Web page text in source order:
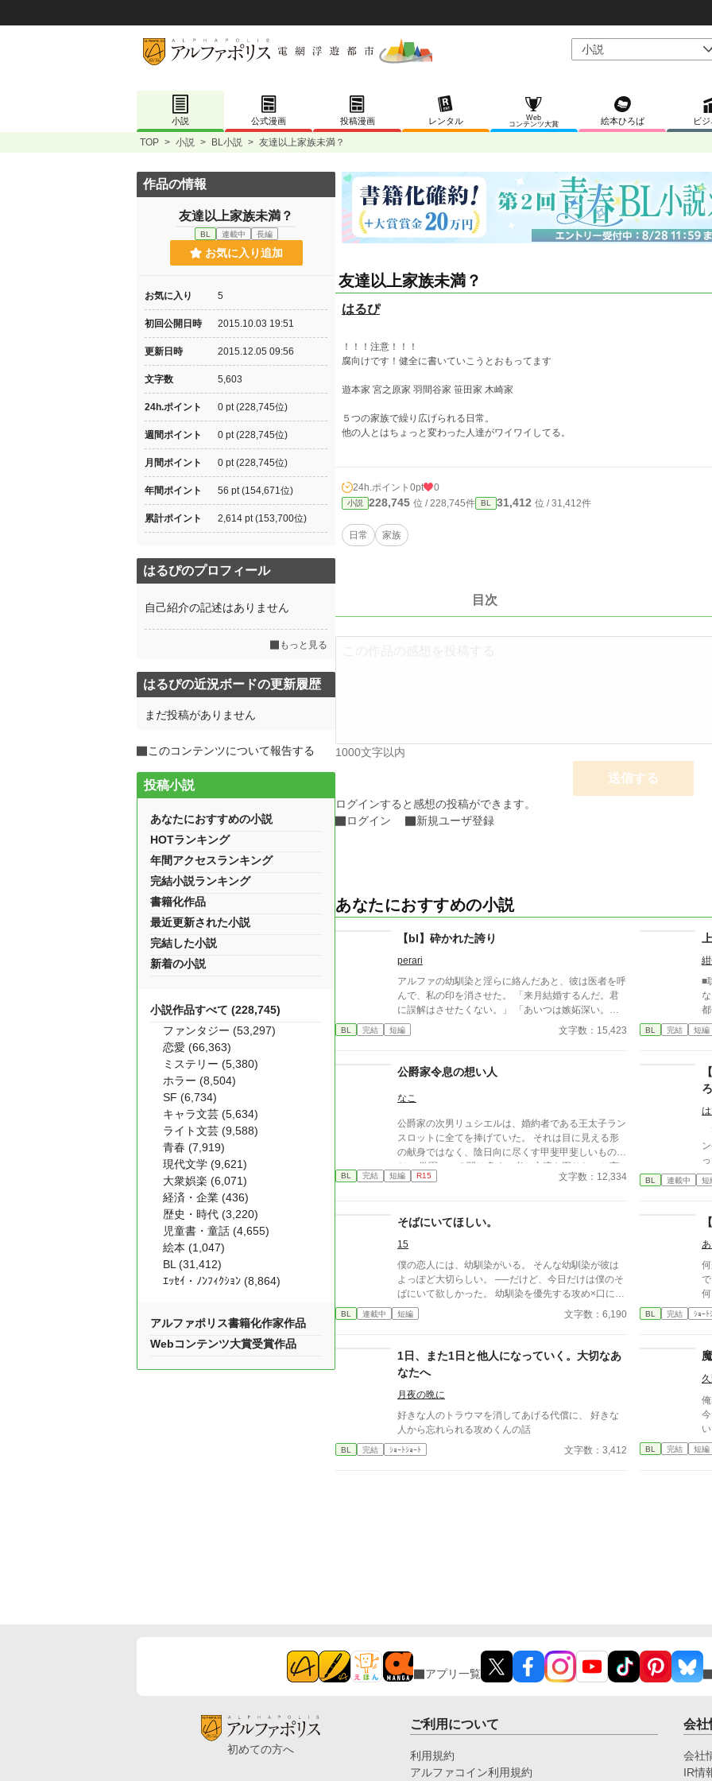
小説 公式漫画 投稿漫画 レンタル
Web
コンテンツ大賞
絵本ひろば ビ
TOP > 小説 > BL小説 > 友達以上家族未満？
友達以上家族未満？
はるぴ
！！！注意！！！
腐向けです！健全に書いていこうとおもってます
遊本家 宮之原家 羽間谷家 笹田家 木崎家
５つの家族で繰り広げられる日常。
他の人とはちょっと変わった人達がワイワイしてる。
24h.ポイント 0pt 0
小説 228,745 位 / 228,745件 BL 31,412 位 / 31,412件
日常 家族
目次
1000文字以内
送信する
ログインすると感想の投稿ができます。
ログイン
新規ユーザ登録
あなたにおすすめの小説
【bl】砕かれた誇り
perari
アルファの幼馴染と淫らに絡んだあと、彼は医者を呼
んで、私の印を消させた。 「来月結婚するんだ。君
に誤解はさせたくない。」 「あいつは嫉妬深い。泣
かせるわけにはいかない。」 「君ももう年頃の残り
物のオメガだろ？ 俺の印をつけたまま、他のアルフ
く、けれどどこか薄情な笑みを浮かべながら、一枚の
んだから、君を傷つけたりはしない。」 「結婚の日
くつかのコメントを拝見し、大変申し訳なく思ってお
ります。 私は現在日本語を勉強しており、この文章
はAI作品ではありませんが、 一部に翻訳ソフトを使
用しています。 もし読んでくださる中で日本語のお
かしな点をご指摘いただけましたら、 本当にありが
BL 完結 短編 文字数：15,423
■
BL 完結 短編
公爵家令息の想い人
なこ
公爵家の次男リュシエルは、婚約者である王太子ラン
スロットに全てを捧げていた。 それは目に見える形
の献身ではなく、陰日向に尽くす甲斐甲斐しいもの
だ。 学園にいる間は多くの者と交流を図りたいと言
うランスロットの申し出でさえも、リュシエルは素直
されたリオルに囲まれ、学園生活を満喫している。
者が入り込める隙間はない。 リュシエルは何度もラ
ンスロットに苦言を呈した。 もっと多くの者と交流
を持つべきだと。初めにそう告げてきたのは、ランス
ロットではないかと。 だが、その苦言が彼等に届く
ことのないまま、時は流れ卒園を迎える。 学園の卒
業と共に、リュシエルは本格的に王宮へと入り、間も
り、学生たちが初めて迎える公式な社交の場、卒業生
やその親族達が集う中、リュシエルは誰にもエスコー
トされることなく、一人ポツンと彼等と対峙してい
た。 「リュシエル、其方との婚約解消を陛下も公爵
家も、既に了承済みだ。」 ランスロットの言葉に、
これまで一度も毅然とした態度を崩すことのなかった
リュシエルは、信じられないと膝から崩れ落ちた。
思い付きで書き上げました。 全3話 他の連載途絶えて
BL 完結 短編 R15 文字数：12,334
間
た。 そして、昨年売
そ
BL 連載中 短
そばにいてほしい。
15
僕の恋人には、幼馴染がいる。 そんな幼馴染が彼は
よっぽど大切らしい。 ──だけど、今日だけは僕のそ
ばにいて欲しかった。 幼馴染を優先する攻め×口に出
せない受け 安心してください、ハピエンです。
BL 連載中 短編 文字数：6,190 BL 完結 ｼｮｰﾄ
1日、また1日と他人になっていく。大切なあ
なたへ
月夜の晩に
好きな人のトラウマを消してあげる代償に、 好きな
人から忘れられる攻めくんの話
BL 完結 ｼｮｰﾄｼｮｰﾄ 文字数：3,412 BL 完結 短編
作品の情報
友達以上家族未満？
BL 連載中 長編
お気に入り追加
お気に入り 5
初回公開日時 2015.10.03 19:51
更新日時 2015.12.05 09:56
文字数 5,603
24h.ポイント 0 pt (228,745位)
週間ポイント 0 pt (228,745位)
月間ポイント 0 pt (228,745位)
年間ポイント 56 pt (154,671位)
累計ポイント 2,614 pt (153,700位)
はるぴのプロフィール
自己紹介の記述はありません
もっと見る
はるぴの近況ボードの更新履歴
まだ投稿がありません
このコンテンツについて報告する
投稿小説
あなたにおすすめの小説
HOTランキング
年間アクセスランキング
完結小説ランキング
書籍化作品
最近更新された小説
完結した小説
新着の小説
小説作品すべて (228,745)
ファンタジー (53,297)
恋愛 (66,363)
ミステリー (5,380)
ホラー (8,504)
SF (6,734)
キャラ文芸 (5,634)
ライト文芸 (9,588)
青春 (7,919)
現代文学 (9,621)
大衆娯楽 (6,071)
経済・企業 (436)
歴史・時代 (3,220)
児童書・童話 (4,655)
絵本 (1,047)
BL (31,412)
ｴｯｾｲ・ﾉﾝﾌｨｸｼｮﾝ (8,864)
アルファポリス書籍化作家作品
Webコンテンツ大賞受賞作品
アプリ一覧
初めての方へ
ご利用について
利用規約
アルファコイン利用規約
会社
会社
IR情